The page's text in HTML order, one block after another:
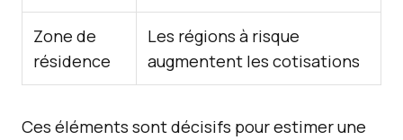
Zone de
résidence
Les régions à risque
augmentent les cotisations
Ces éléments sont décisifs pour estimer une